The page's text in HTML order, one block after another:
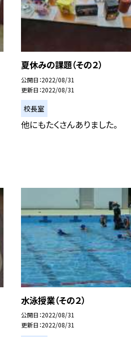
夏休みの課題（その２）
公開日 2022/08/31
更新日 2022/08/31
校長室
他にもたくさんありました。
水泳授業（その２）
公開日 2022/08/31
更新日 2022/08/31